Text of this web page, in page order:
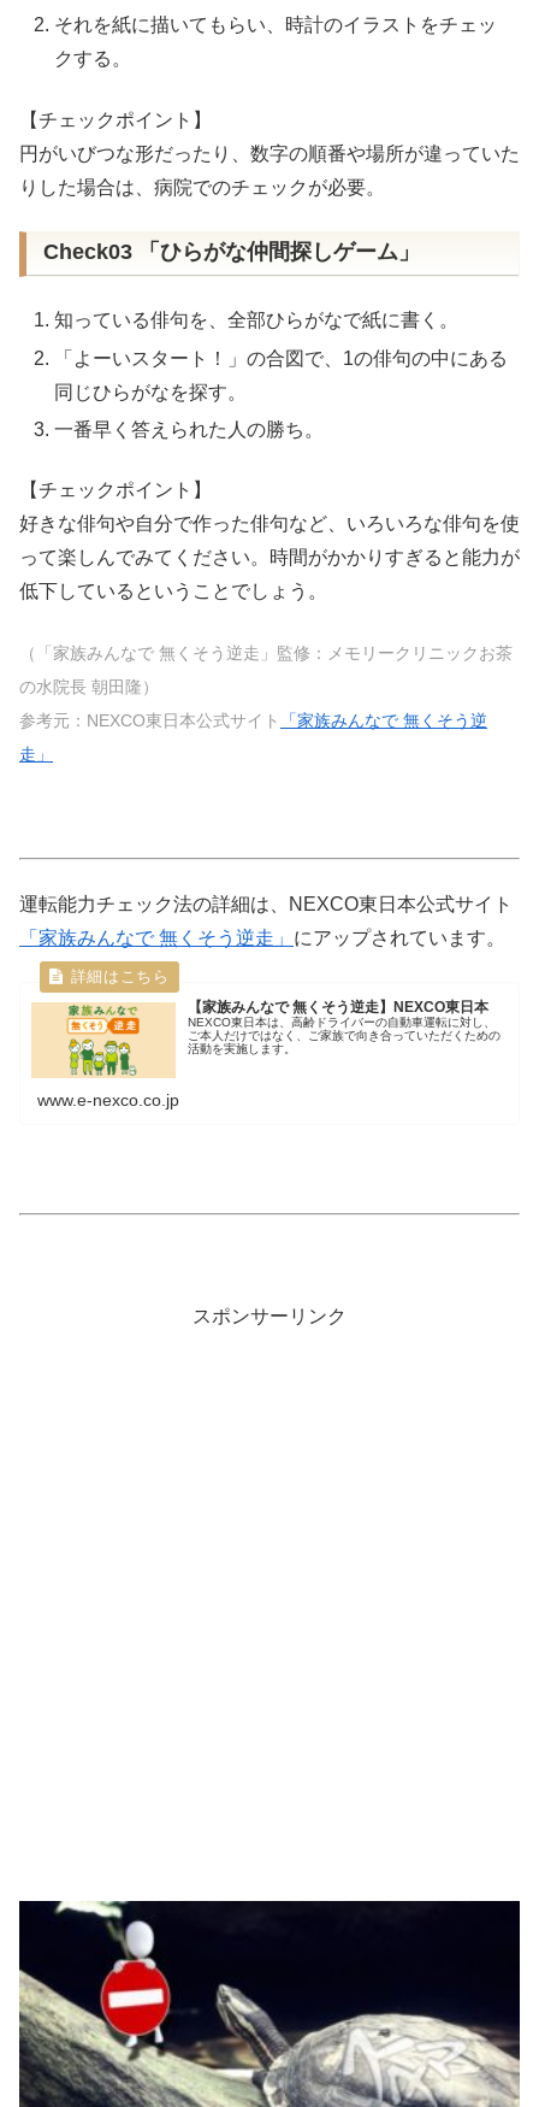
それを紙に描いてもらい、時計のイラストをチェッ
クする。
【チェックポイント】
円がいびつな形だったり、数字の順番や場所が違っていた
りした場合は、病院でのチェックが必要。
Check03 「ひらがな仲間探しゲーム」
知っている俳句を、全部ひらがなで紙に書く。
「よーいスタート！」の合図で、1の俳句の中にある
同じひらがなを探す。
一番早く答えられた人の勝ち。
【チェックポイント】
好きな俳句や自分で作った俳句など、いろいろな俳句を使
って楽しんでみてください。時間がかかりすぎると能力が
低下しているということでしょう。
（「家族みんなで 無くそう逆走」監修：メモリークリニックお茶
の水院長 朝田隆）
参考元：NEXCO東日本公式サイト
「家族みんなで 無くそう逆
走」
運転能力チェック法の詳細は、NEXCO東日本公式サイト
「家族みんなで 無くそう逆走」 にアップされています。
【家族みんなで 無くそう逆走】NEXCO東日本
NEXCO東日本は、高齢ドライバーの自動車運転に対し、
ご本人だけではなく、ご家族で向き合っていただくための
活動を実施します。
www.e-nexco.co.jp
スポンサーリンク